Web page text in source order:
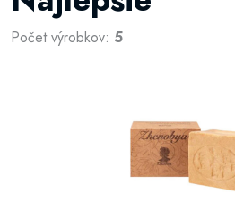
Počet výrobkov: 5